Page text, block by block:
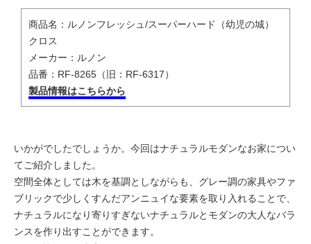
商品名：ルノンフレッシュ/スーパーハード（幼児の城）
クロス
メーカー：ルノン
品番：RF-8265（旧：RF-6317）
製品情報はこちらから
いかがでしたでしょうか。今回はナチュラルモダンなお家につい
てご紹介しました。
空間全体としては木を基調としながらも、グレー調の家具やファ
ブリックで少しくすんだアンニュイな要素を取り入れることで、
ナチュラルになり寄りすぎないナチュラルとモダンの大人なバラ
ンスを作り出すことができます。